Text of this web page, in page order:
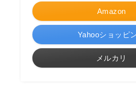
Amazon
Yahooショッピ
メルカリ